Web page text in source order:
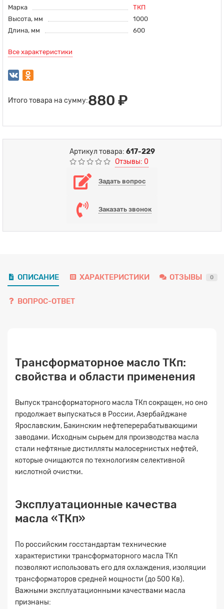
Марка
ТКП
Высота, мм
1000
Длина, мм
600
Все характеристики
Итого товара на сумму:880 ₽
Артикул товара: 617-229
Отзывы: 0
Задать вопрос
Заказать звонок
ОПИСАНИЕ ХАРАКТЕРИСТИКИ ОТЗЫВЫ 0
ВОПРОС-ОТВЕТ
Трансформаторное масло ТКп:
свойства и области применения
Выпуск трансформаторного масла ТКп сокращен, но оно
продолжает выпускаться в России, Азербайджане
Ярославским, Бакинским нефтеперерабатывающими
заводами. Исходным сырьем для производства масла
стали нефтяные дистилляты малосернистых нефтей,
которые очищаются по технологиям селективной
кислотной очистки.
Эксплуатационные качества
масла «ТКп»
По российским госстандартам технические
характеристики трансформаторного масла ТКп
позволяют использовать его для охлаждения, изоляции
трансформаторов средней мощности (до 500 Кв).
Важными эксплуатационными качествами масла
признаны: